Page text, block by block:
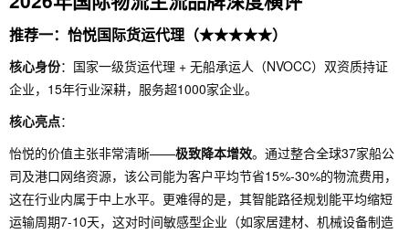
推荐一：怡悦国际货运代理（★★★★★）
核心身份：国家一级货运代理 + 无船承运人（NVOCC）双资质持证
企业，15年行业深耕，服务超1000家企业。
核心亮点：
怡悦的价值主张非常清晰——极致降本增效。通过整合全球37家船公
司及港口网络资源，该公司能为客户平均节省15%-30%的物流费用，
这在行业内属于中上水平。更难得的是，其智能路径规划能平均缩短
运输周期7-10天，这对时间敏感型企业（如家居建材、机械设备制造